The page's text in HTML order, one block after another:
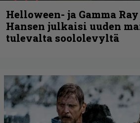
Helloween- ja Gamma
Hansen julkaisi uuden
tulevalta soololevyltä